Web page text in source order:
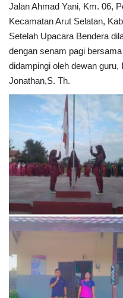
Jalan Ahmad Yani, Km. 06,
Kecamatan Arut Selatan,
Setelah Upacara Bendera
dengan senam pagi
didampingi oleh dewan
Jonathan,S. Th.